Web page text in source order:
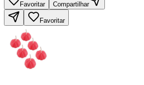
Favoritar Compartilhar
Favoritar